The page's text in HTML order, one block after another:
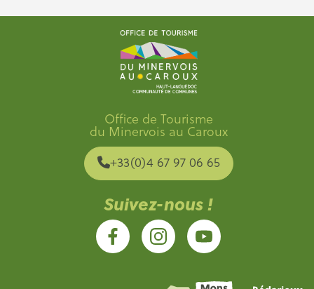
Office de Tourisme
du Minervois au Caroux
+33(0)4 67 97 06 65
Suivez-nous !